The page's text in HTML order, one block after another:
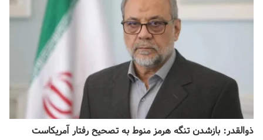
ذوالقدر: بازشدن تنگه هرمز منوط به تصحیح رفتار آمریکاست